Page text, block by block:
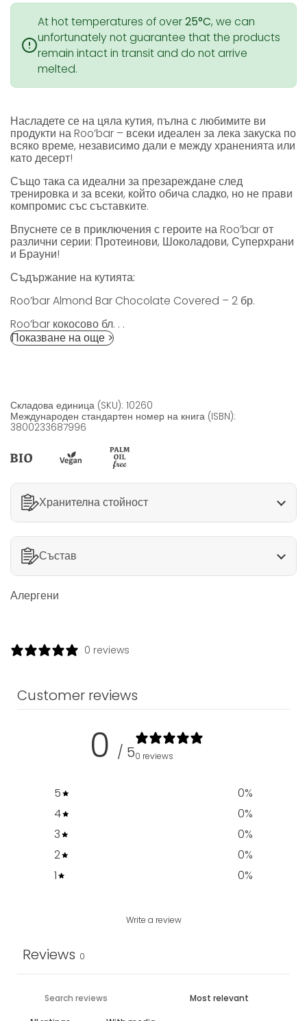
At hot temperatures of over25°C, we can
unfortunately not guarantee that the products
remain intact in transit and do not arrive
melted.
Насладете се на цяла кутия, пълна с любимите ви
продукти на Roo’bar – всеки идеален за лека закуска по
всяко време, независимо дали е между храненията или
като десерт!
Също така са идеални за презареждане след
тренировка и за всеки, който обича сладко, но не прави
компромис със съставките.
Впуснете се в приключения с героите на Roo’bar от
различни серии: Протеинови, Шоколадови, Суперхрани
и Брауни!
Съдържание на кутията:
Roo’bar Almond Bar Chocolate Covered – 2 бр.
Roo’bar кокосово бл. . .
Показване на още >
Складова единица (SKU): 10260
Международен стандартен номер на книга (ISBN):
3800233687996
Хранителна стойност
Състав
Алергени
0 reviews
Customer reviews
0 / 50 reviews
5 0%
4
0%
3
0%
2
0%
1
0%
Write a review
Reviews 0